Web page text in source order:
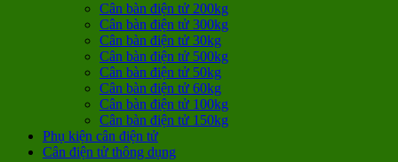
Cân bàn điện tử 200kg
Cân bàn điện tử 300kg
Cân bàn điện tử 30kg
Cân bàn điện tử 500kg
Cân bàn điện tử 50kg
Cân bàn điện tử 60kg
Cân bàn điện tử 100kg
Cân bàn điện tử 150kg
Phụ kiện cân điện tử
Cân điện tử thông dụng